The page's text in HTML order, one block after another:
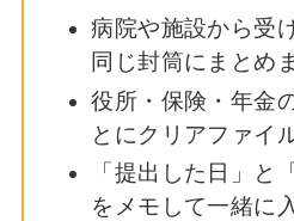
病院や施設から受
同じ封筒にまとめ
役所・保険・年金
とにクリアファイ
「提出した日」と
をメモして一緒に